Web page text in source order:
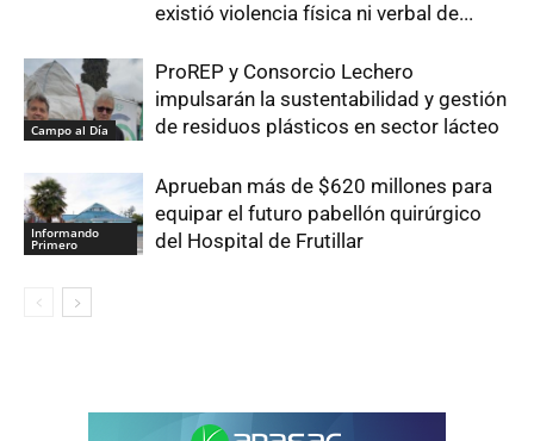
existió violencia física ni verbal de...
Campo al Día
ProREP y Consorcio Lechero
impulsarán la sustentabilidad y gestión
de residuos plásticos en sector lácteo
Informando
Primero
Aprueban más de $620 millones para
equipar el futuro pabellón quirúrgico
del Hospital de Frutillar